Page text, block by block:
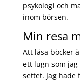
psykologi och
inom börsen.
Min resa
Att läsa böcker
ett lugn som
settet. Jag